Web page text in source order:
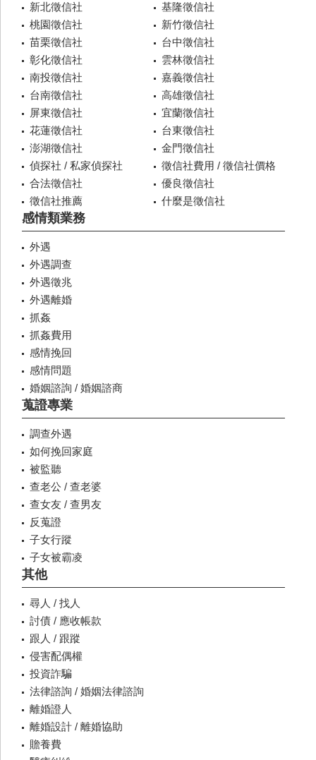
新北徵信社
基隆徵信社
桃園徵信社
新竹徵信社
苗栗徵信社
台中徵信社
彰化徵信社
雲林徵信社
南投徵信社
嘉義徵信社
台南徵信社
高雄徵信社
屏東徵信社
宜蘭徵信社
花蓮徵信社
台東徵信社
澎湖徵信社
金門徵信社
偵探社 / 私家偵探社
徵信社費用 / 徵信社價格
合法徵信社
優良徵信社
徵信社推薦
什麼是徵信社
感情類業務
外遇
外遇調查
外遇徵兆
外遇離婚
抓姦
抓姦費用
感情挽回
感情問題
婚姻諮詢 / 婚姻諮商
蒐證專業
調查外遇
如何挽回家庭
被監聽
查老公 / 查老婆
查女友 / 查男友
反蒐證
子女行蹤
子女被霸凌
其他
尋人 / 找人
討債 / 應收帳款
跟人 / 跟蹤
侵害配偶權
投資詐騙
法律諮詢 / 婚姻法律諮詢
離婚證人
離婚設計 / 離婚協助
贍養費